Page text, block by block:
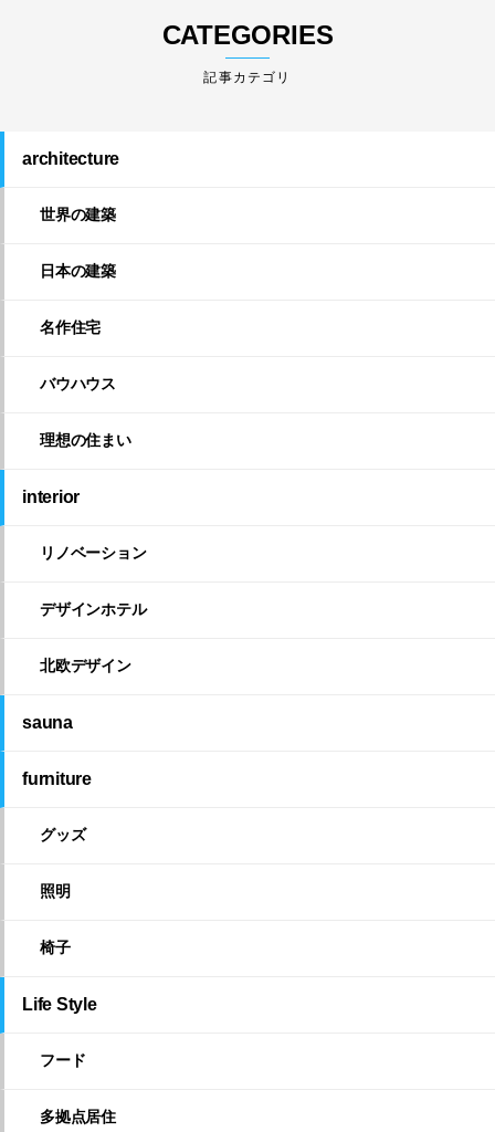
CATEGORIES
architecture
世界の建築
日本の建築
名作住宅
バウハウス
理想の住まい
interior
リノベーション
デザインホテル
北欧デザイン
sauna
furniture
グッズ
照明
椅子
Life Style
フード
多拠点居住